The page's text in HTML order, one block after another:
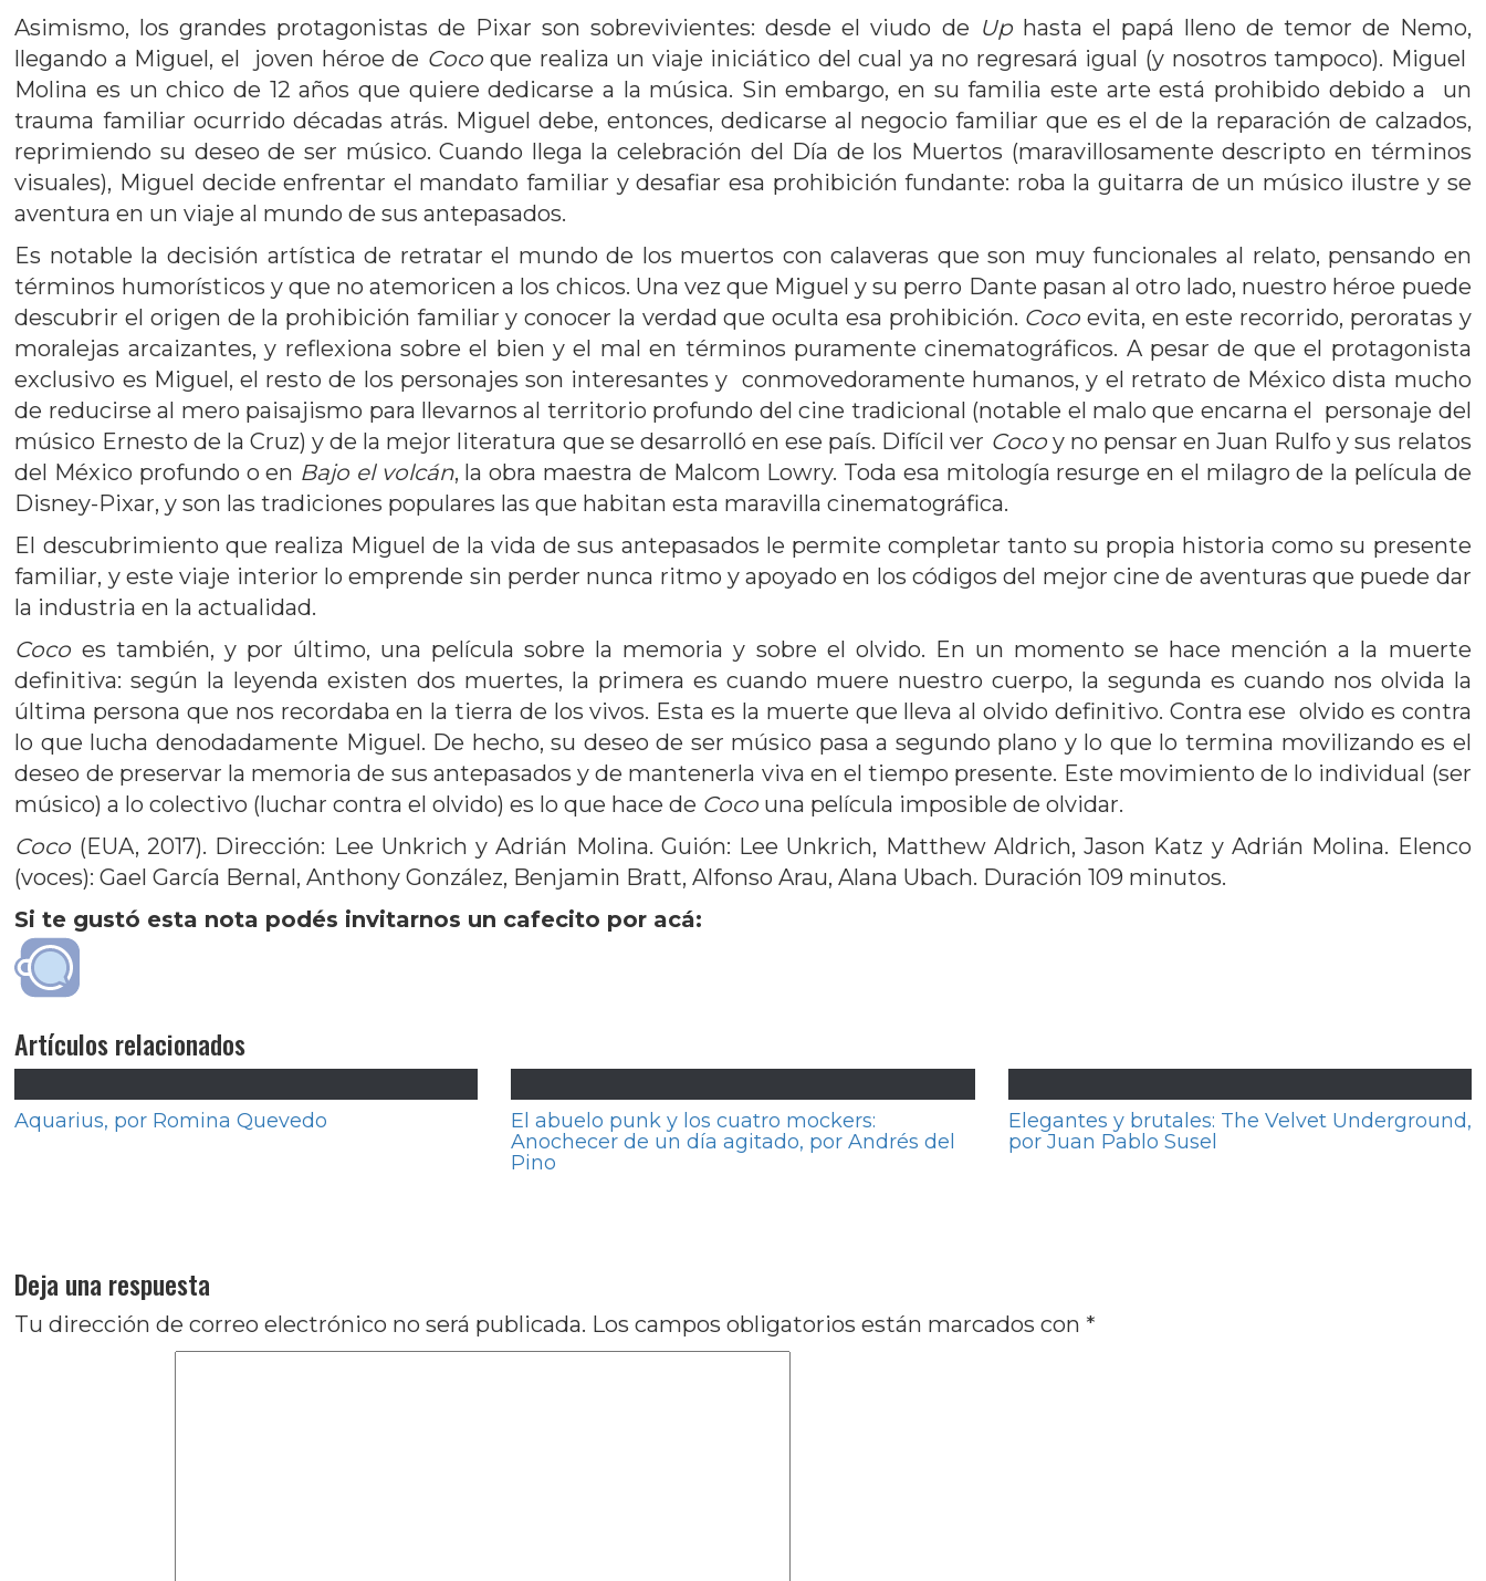
Asimismo, los grandes protagonistas de Pixar son sobrevivientes: desde el viudo de Uphasta el papá lleno de temor de Nemo,
llegando a Miguel, el joven héroe de Cocoque realiza un viaje iniciático del cual ya no regresará igual (y nosotros tampoco). Miguel
Molina es un chico de 12 años que quiere dedicarse a la música. Sin embargo, en su familia este arte está prohibido debido a un
trauma familiar ocurrido décadas atrás. Miguel debe, entonces, dedicarse al negocio familiar que es el de la reparación de calzados,
reprimiendo su deseo de ser músico. Cuando llega la celebración del Día de los Muertos (maravillosamente descripto en términos
visuales), Miguel decide enfrentar el mandato familiar y desafiar esa prohibición fundante: roba la guitarra de un músico ilustre y se
aventura en un viaje al mundo de sus antepasados.
Es notable la decisión artística de retratar el mundo de los muertos con calaveras que son muy funcionales al relato, pensando en
términos humorísticos y que no atemoricen a los chicos. Una vez que Miguel y su perro Dante pasan al otro lado, nuestro héroe puede
descubrir el origen de la prohibición familiar y conocer la verdad que oculta esa prohibición. Coco evita, en este recorrido, peroratas y
moralejas arcaizantes, y reflexiona sobre el bien y el mal en términos puramente cinematográficos. A pesar de que el protagonista
exclusivo es Miguel, el resto de los personajes son interesantes y conmovedoramente humanos, y el retrato de México dista mucho
de reducirse al mero paisajismo para llevarnos al territorio profundo del cine tradicional (notable el malo que encarna el personaje del
músico Ernesto de la Cruz) y de la mejor literatura que se desarrolló en ese país. Difícil ver Cocoy no pensar en Juan Rulfo y sus relatos
del México profundo o en Bajo el volcán, la obra maestra de Malcom Lowry. Toda esa mitología resurge en el milagro de la película de
Disney-Pixar, y son las tradiciones populares las que habitan esta maravilla cinematográfica.
El descubrimiento que realiza Miguel de la vida de sus antepasados le permite completar tanto su propia historia como su presente
familiar, y este viaje interior lo emprende sin perder nunca ritmo y apoyado en los códigos del mejor cine de aventuras que puede dar
la industria en la actualidad.
Coco es también, y por último, una película sobre la memoria y sobre el olvido. En un momento se hace mención a la muerte
definitiva: según la leyenda existen dos muertes, la primera es cuando muere nuestro cuerpo, la segunda es cuando nos olvida la
última persona que nos recordaba en la tierra de los vivos. Esta es la muerte que lleva al olvido definitivo. Contra ese olvido es contra
lo que lucha denodadamente Miguel. De hecho, su deseo de ser músico pasa a segundo plano y lo que lo termina movilizando es el
deseo de preservar la memoria de sus antepasados y de mantenerla viva en el tiempo presente. Este movimiento de lo individual (ser
músico) a lo colectivo (luchar contra el olvido) es lo que hace de Coco una película imposible de olvidar.
Coco (EUA, 2017). Dirección: Lee Unkrich y Adrián Molina. Guión: Lee Unkrich, Matthew Aldrich, Jason Katz y Adrián Molina. Elenco
(voces): Gael García Bernal, Anthony González, Benjamin Bratt, Alfonso Arau, Alana Ubach. Duración 109 minutos.
Si te gustó esta nota podés invitarnos un cafecito por acá:
Artículos relacionados
Aquarius, por Romina Quevedo
El abuelo punk y los cuatro mockers:
Anochecer de un día agitado, por Andrés del
Pino
Elegantes y brutales: The Velvet Underground,
por Juan Pablo Susel
Deja una respuesta
Tu dirección de correo electrónico no será publicada. Los campos obligatorios están marcados con *